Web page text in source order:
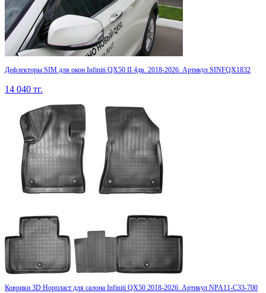
Дефлекторы SIM для окон Infiniti QX50 II 4дв. 2018-2026. Артикул SINFQX1832
14 040 тг.
Коврики 3D Норпласт для салона Infiniti QX50 2018-2026. Артикул NPA11-C33-700